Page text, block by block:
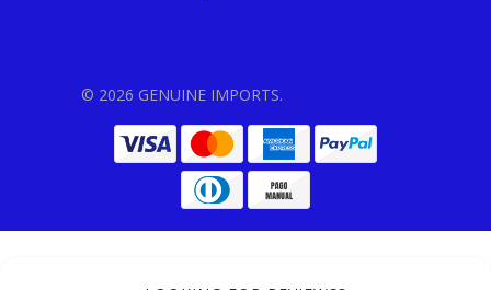
© 2026 GENUINE IMPORTS.